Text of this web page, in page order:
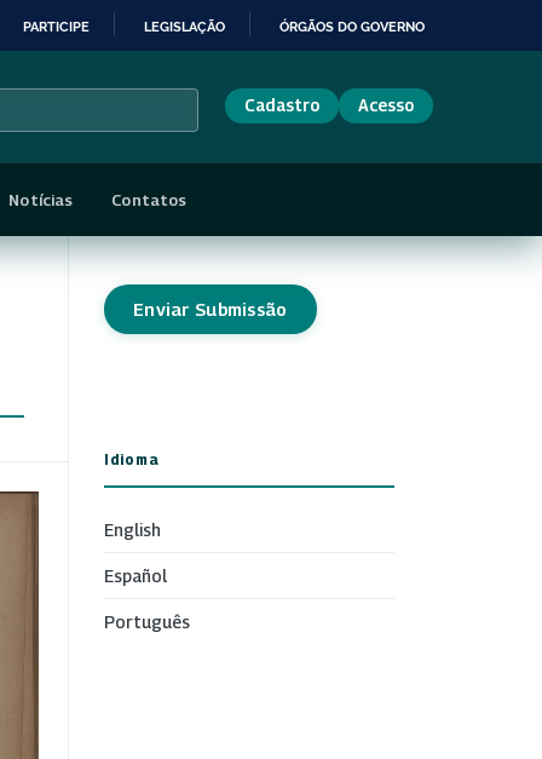
PARTICIPE LEGISLAÇÃO ÓRGÃOS DO GOVERNO
Cadastro Acesso
Notícias Contatos
Enviar Submissão
Idioma
English
Español
Português